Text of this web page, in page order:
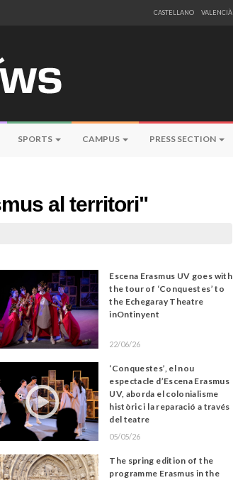
CASTELLANO VALENCIÀ
SPORTS CAMPUS PRESS SECTION
al territori"
Escena Erasmus UV goes with
the tour of ‘Conquestes’ to
the Echegaray Theatre
inOntinyent
22/06/26
‘Conquestes’, el nou
espectacle d’Escena Erasmus
UV, aborda el colonialisme
històric i la reparació a través
del teatre
05/05/26
The spring edition of the
programme Erasmus in the